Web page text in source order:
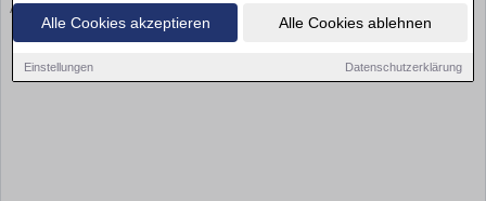
Alle Cookies akzeptieren Alle Cookies ablehnen
Einstellungen Datenschutzerklärung